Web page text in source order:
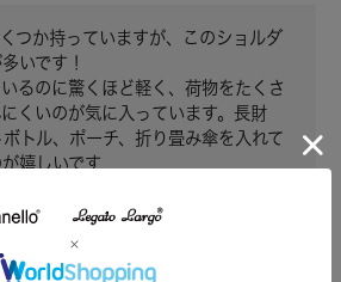
つか持っていますが、このショルダ
いです！
るのに驚くほど軽く、荷物をたくさ
くいのが気に入っています。長財
トル、ポーチ、折り畳み傘を入れて
嬉しいです